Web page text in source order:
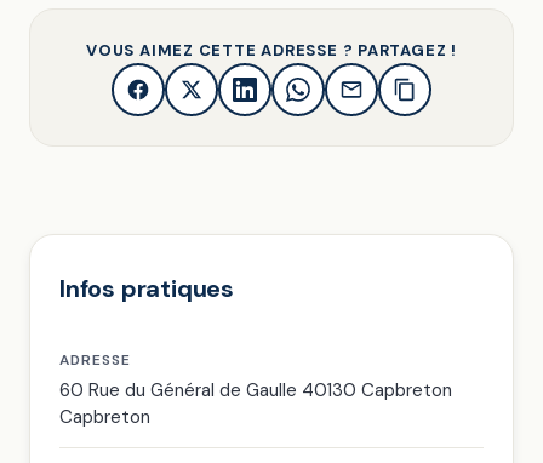
VOUS AIMEZ CETTE ADRESSE ? PARTAGEZ !
Infos pratiques
ADRESSE
60 Rue du Général de Gaulle 40130 Capbreton
Capbreton